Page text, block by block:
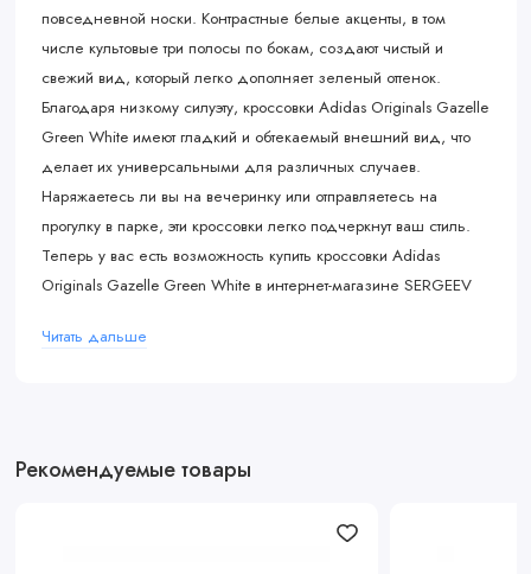
повседневной носки. Контрастные белые акценты, в том
числе культовые три полосы по бокам, создают чистый и
свежий вид, который легко дополняет зеленый оттенок.
Благодаря низкому силуэту, кроссовки Adidas Originals Gazelle
Green White имеют гладкий и обтекаемый внешний вид, что
делает их универсальными для различных случаев.
Наряжаетесь ли вы на вечеринку или отправляетесь на
прогулку в парке, эти кроссовки легко подчеркнут ваш стиль.
Теперь у вас есть возможность купить кроссовки Adidas
Originals Gazelle Green White в интернет-магазине SERGEEV
свою коллекцию спортивной обуви уже сегодня!
Читать дальше
Рекомендуемые товары